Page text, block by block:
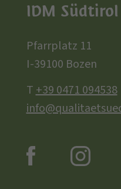
IDM
Pfarrplatz 11
I-39100 Bozen
T+39 0471 094538